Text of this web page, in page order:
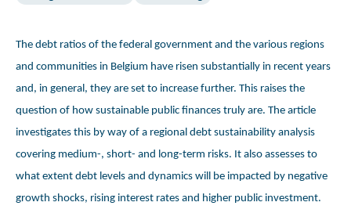
The debt ratios of the federal government and the various regions
and communities in Belgium have risen substantially in recent years
and, in general, they are set to increase further. This raises the
question of how sustainable public finances truly are. The article
investigates this by way of a regional debt sustainability analysis
covering medium-, short- and long-term risks. It also assesses to
what extent debt levels and dynamics will be impacted by negative
growth shocks, rising interest rates and higher public investment.